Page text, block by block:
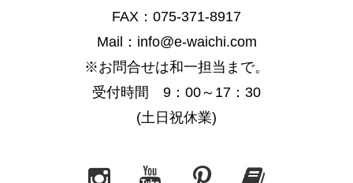
FAX：075-371-8917
Mail：info@e-waichi.com
※お問合せは和一担当まで。
受付時間 9：00～17：30
(土日祝休業)